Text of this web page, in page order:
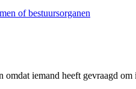
of bestuursorganen
iemand heeft gevraagd